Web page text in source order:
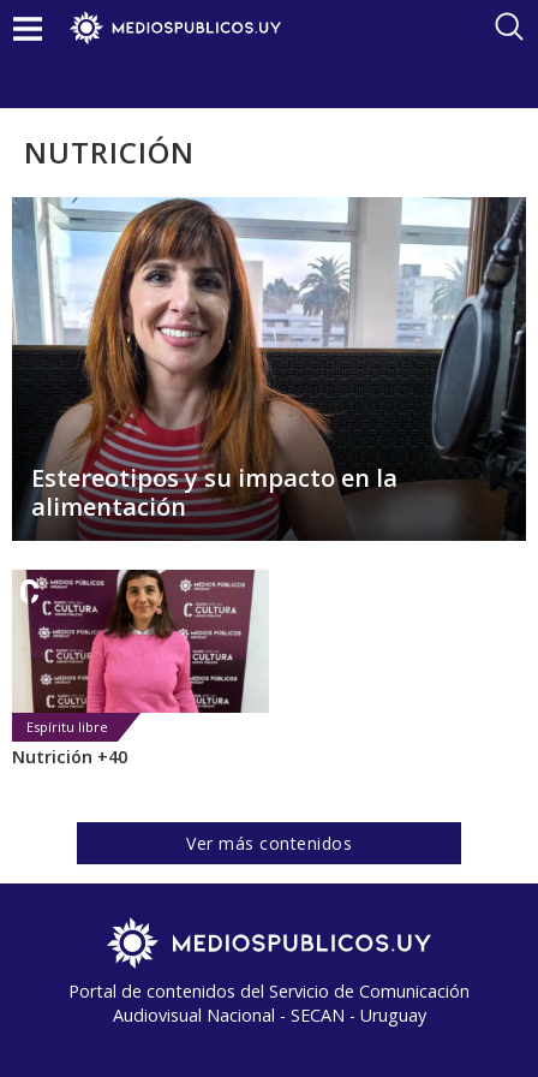
NUTRICIÓN
Estereotipos y su impacto en la
alimentación
Espíritu libre
Nutrición +40
Ver más contenidos
Portal de contenidos del Servicio de Comunicación
Audiovisual Nacional - SECAN - Uruguay